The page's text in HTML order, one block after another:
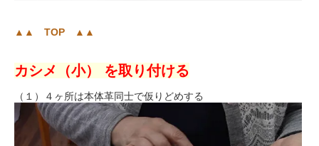
▲▲ TOP ▲▲
カシメ（小） を取り付ける
（１）４ヶ所は本体革同士で仮りどめする